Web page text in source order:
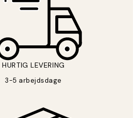
HURTIG LEVERING
3-5 arbejdsdage